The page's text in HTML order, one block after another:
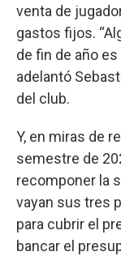
venta de
gastos fijos.
de fin de año
adelantó
del club.
Y, en miras de
semestre de
recomponer la
vayan sus tres
para cubrir el
bancar el